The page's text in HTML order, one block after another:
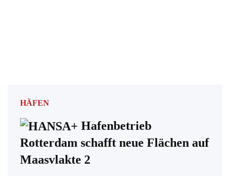
HÄFEN
Hafenbetrieb
Rotterdam schafft neue Flächen auf
Maasvlakte 2